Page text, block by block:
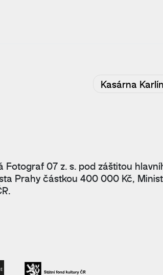
Kasárna Karlín
Fotograf 07 z. s. pod záštitou
Prahy částkou 400 000 Kč,